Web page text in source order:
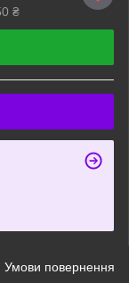
₴
Умови повернення